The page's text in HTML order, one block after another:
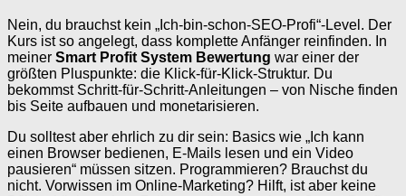
Nein, du brauchst kein „Ich-bin-schon-SEO-Profi“-Level. Der
Kurs ist so angelegt, dass komplette Anfänger reinfinden. In
meiner Smart Profit System Bewertung war einer der
größten Pluspunkte: die Klick-für-Klick-Struktur. Du
bekommst Schritt-für-Schritt-Anleitungen – von Nische finden
bis Seite aufbauen und monetarisieren.
Du solltest aber ehrlich zu dir sein: Basics wie „Ich kann
einen Browser bedienen, E-Mails lesen und ein Video
pausieren“ müssen sitzen. Programmieren? Brauchst du
nicht. Vorwissen im Online-Marketing? Hilft, ist aber keine